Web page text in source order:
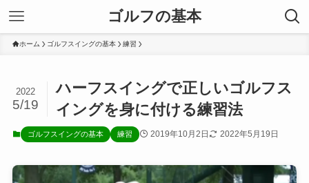
ゴルフの基本
ホーム ゴルフスイングの基本 練習
ハーフスイングで正しいゴルフス
イングを身に付ける練習法
2022
5/19
ゴルフスイングの基本 練習 2019年10月2日 2022年5月19日